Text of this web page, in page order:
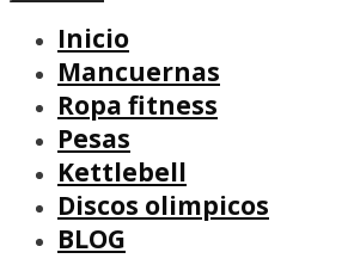
Inicio
Mancuernas
Ropa fitness
Pesas
Kettlebell
Discos olimpicos
BLOG